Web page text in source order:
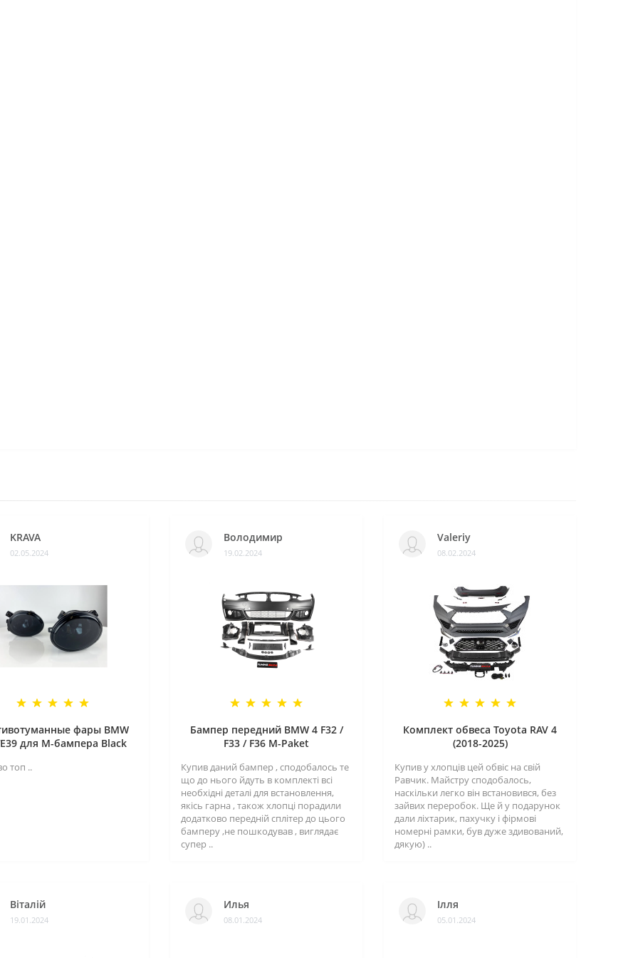
KRAVA
02.05.2024
фары BMW
для M-бампера Black
топ ..
Володимир
19.02.2024
Бампер передний BMW 4 F32 /
F33 / F36 M-Paket
Купив даний бампер , сподобалось те
що до нього йдуть в комплекті всі
необхідні деталі для встановлення,
якісь гарна , також хлопці порадили
додатково передній сплітер до цього
бамперу ,не пошкодував , виглядає
супер ..
Valeriy
08.02.2024
Комплект обвеса Toyota RAV 4
(2018-2025)
Купив у хлопців цей обвіс на свій
Равчик. Майстру сподобалось,
наскільки легко він встановився, без
зайвих переробок. Ще й у подарунок
дали ліхтарик, пахучку і фірмові
номерні рамки, був дуже здивований,
дякую) ..
Віталій
19.01.2024
Илья
08.01.2024
Ілля
05.01.2024